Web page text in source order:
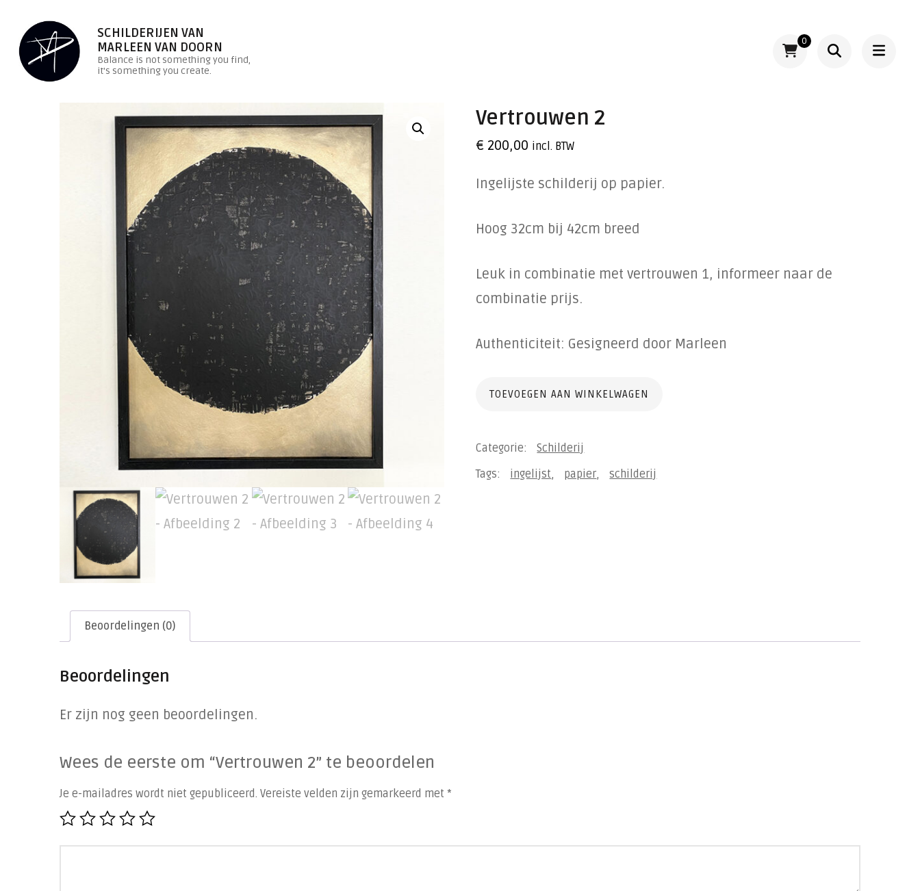
SCHILDERIJEN VAN
MARLEEN VAN DOORN
Balance is not something you find,
it's something you create.
0
Vertrouwen 2
€ 200,00 incl. BTW
Ingelijste schilderij op papier.
Hoog 32cm bij 42cm breed
Leuk in combinatie met vertrouwen 1, informeer naar de
combinatie prijs.
Authenticiteit: Gesigneerd door Marleen
Vertrouwen
TOEVOEGEN AAN WINKELWAGEN
Categorie:
Schilderij
Tags:
ingelijst, papier, schilderij
Beoordelingen (0)
Beoordelingen
Er zijn nog geen beoordelingen.
Wees de eerste om “Vertrouwen 2” te beoordelen
Je e-mailadres wordt niet gepubliceerd. Vereiste velden zijn gemarkeerd met *